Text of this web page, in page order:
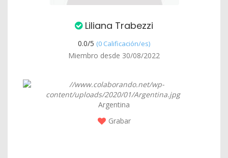
Liliana Trabezzi
0.0/5 (0 Calificación/es)
Miembro desde 30/08/2022
Argentina
Grabar